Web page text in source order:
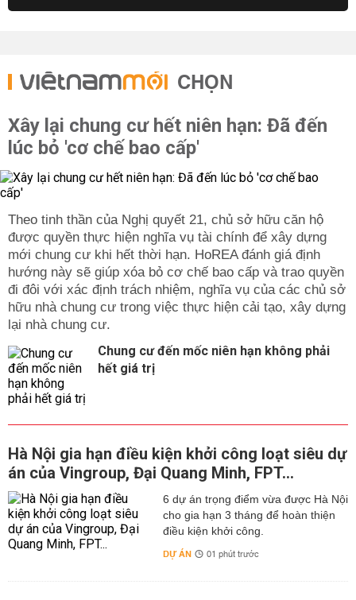
CHỌN
Xây lại chung cư hết niên hạn: Đã đến
lúc bỏ 'cơ chế bao cấp'
Theo tinh thần của Nghị quyết 21, chủ sở hữu căn hộ
được quyền thực hiện nghĩa vụ tài chính để xây dựng
mới chung cư khi hết thời hạn. HoREA đánh giá định
hướng này sẽ giúp xóa bỏ cơ chế bao cấp và trao quyền
đi đôi với xác định trách nhiệm, nghĩa vụ của các chủ sở
hữu nhà chung cư trong việc thực hiện cải tạo, xây dựng
lại nhà chung cư.
Chung cư đến mốc niên hạn không phải
hết giá trị
Hà Nội gia hạn điều kiện khởi công loạt siêu dự
án của Vingroup, Đại Quang Minh, FPT...
6 dự án trọng điểm vừa được Hà Nội
cho gia hạn 3 tháng để hoàn thiện
điều kiện khởi công.
DỰ ÁN 01 phút trước